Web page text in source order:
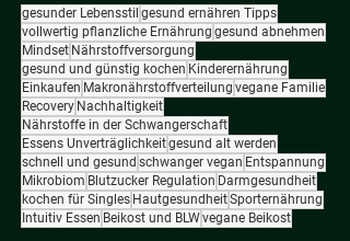
gesunder Lebensstil gesund ernähren Tipps
vollwertig pflanzliche Ernährung gesund abnehmen
Mindset Nährstoffversorgung
gesund und günstig kochen Kinderernährung
Einkaufen Makronährstoffverteilung vegane Familie
Recovery Nachhaltigkeit
Nährstoffe in der Schwangerschaft
Essens Unverträglichkeitgesund alt werden
schnell und gesund schwanger vegan Entspannung
Mikrobiom Blutzucker Regulation Darmgesundheit
kochen für Singles HautgesundheitSporternährung
Intuitiv Essen Beikost und BLWvegane Beikost